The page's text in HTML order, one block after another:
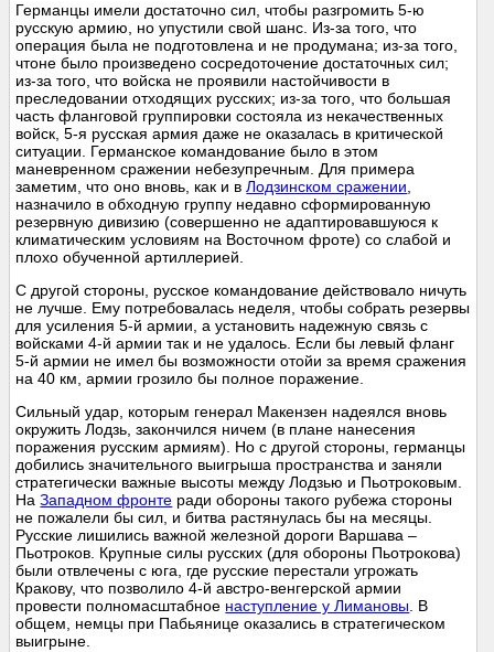
Германцы имели достаточно сил, чтобы разгромить 5-ю
русскую армию, но упустили свой шанс. Из-за того, что
операция была не подготовлена и не продумана; из-за того,
чтоне было произведено сосредоточение достаточных сил;
из-за того, что войска не проявили настойчивости в
преследовании отходящих русских; из-за того, что большая
часть фланговой группировки состояла из некачественных
войск, 5-я русская армия даже не оказалась в критической
ситуации. Германское командование было в этом
маневренном сражении небезупречным. Для примера
заметим, что оно вновь, как и вЛодзинском сражении
назначило в обходную группу недавно сформированную
резервную дивизию (совершенно не адаптировавшуюся к
климатическим условиям на Восточном фроте) со слабой и
плохо обученной артиллерией.
С другой стороны, русское командование действовало ничуть
не лучше. Ему потребовалась неделя, чтобы собрать резервы
для усиления 5-й армии, а установить надежную связь с
войсками 4-й армии так и не удалось. Если бы левый фланг
5-й армии не имел бы возможности отойи за время сражения
на 40 км, армии грозило бы полное поражение.
Сильный удар, которым генерал Макензен надеялся вновь
окружить Лодзь, закончился ничем (в плане нанесения
поражения русским армиям). Но с другой стороны, германцы
добились значительного выигрыша пространства и заняли
стратегически важные высоты между Лодзью и Пьотроковым.
НаЗападном фронте ради обороны такого рубежа стороны
не пожалели бы сил, и битва растянулась бы на месяцы.
Русские лишились важной железной дороги Варшава –
Пьотроков. Крупные силы русских (для обороны Пьотрокова)
были отвлечены с юга, где русские перестали угрожать
Кракову, что позволило 4-й австро-венгерской армии
провести полномасштабное наступление у Лимановы . В
общем, немцы при Пабьянице оказались в стратегическом
выигрыне.